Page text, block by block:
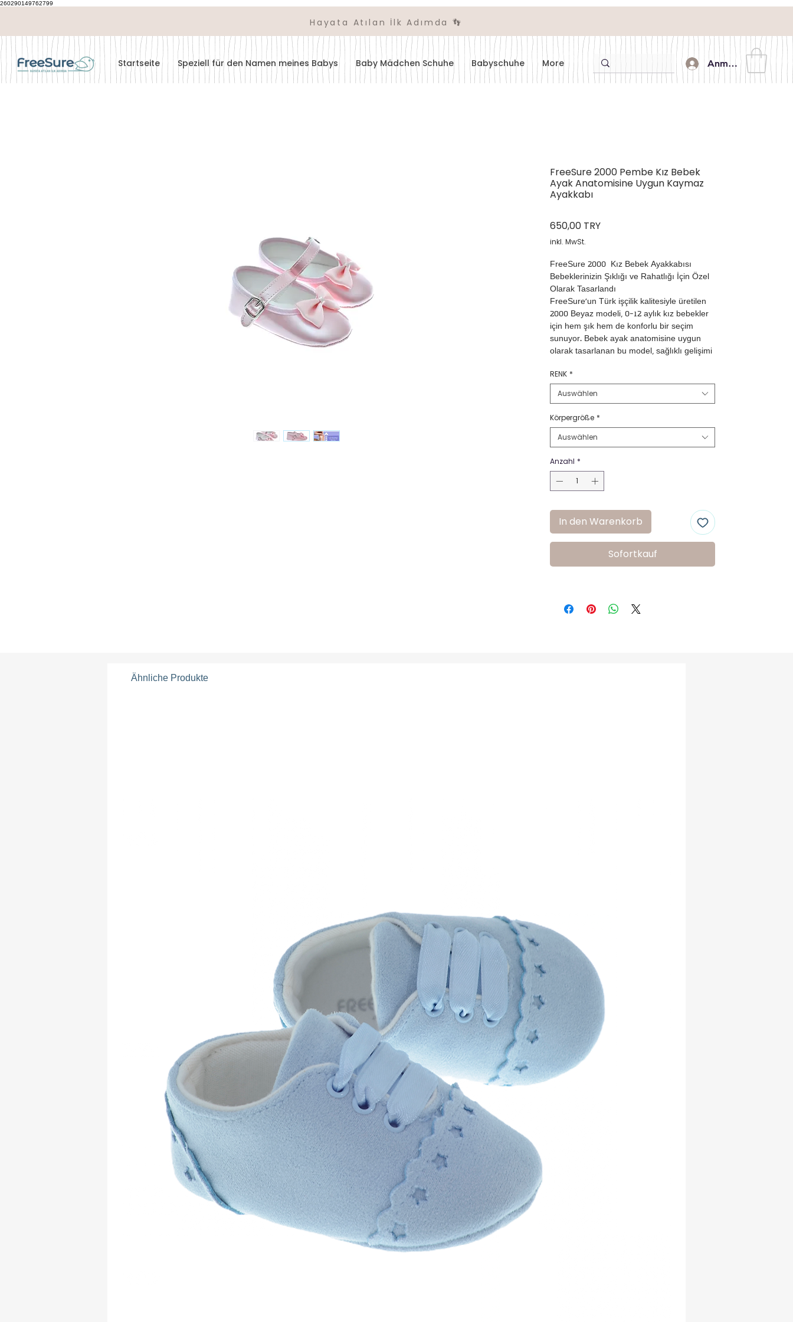
260290149762799
Hayata Atılan İlk Adımda 👣
Startseite Speziell für den Namen meines Babys Baby Mädchen Schuhe Babyschuhe More Anmelden
FreeSure 2000 Pembe Kız Bebek
Ayak Anatomisine Uygun Kaymaz
Ayakkabı
650,00 TRYPreis
inkl. MwSt.
FreeSure 2000  Kız Bebek Ayakkabısı
Bebeklerinizin Şıklığı ve Rahatlığı İçin Özel
Olarak Tasarlandı
FreeSure’un Türk işçilik kalitesiyle üretilen
2000 Beyaz modeli, 0-12 aylık kız bebekler
için hem şık hem de konforlu bir seçim
sunuyor. Bebek ayak anatomisine uygun
olarak tasarlanan bu model, sağlıklı gelişimi
•Yüksek Kalite Rugan Deri: Zararlı maddeler
•Papyonlu Şık Tasarım: Zarif papyon detayı
ile özel günlerde de kullanıma uygun.
•Nikel İçermeyen Toka: Sadece dekoratif
keskin ve delici özellik barındırmaz.
•Kolay Giydirme: Cırt cırtlı yapısı sayesinde
hızlı ve pratik kullanım.
FreeSure 2000 Beyaz Bebek Ayakkabısı,
modern tasarımı ve ergonomik yapısıyla
RENK *
Auswählen
Körpergröße *
Auswählen
Anzahl *
In den Warenkorb
Sofortkauf
Ähnliche Produkte